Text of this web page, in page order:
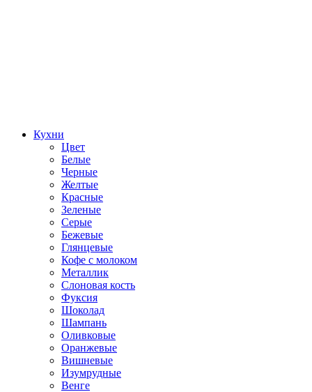
Кухни
Цвет
Белые
Черные
Желтые
Красные
Зеленые
Серые
Бежевые
Глянцевые
Кофе с молоком
Металлик
Слоновая кость
Фуксия
Шоколад
Шампань
Оливковые
Оранжевые
Вишневые
Изумрудные
Венге